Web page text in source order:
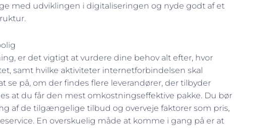
med udviklingen i digitaliseringen og nyde godt af et
er det vigtigt at vurdere dine behov alt efter, hvor
samt hvilke aktiviteter internetforbindelsen skal
se på, om der findes flere leverandører, der tilbyder
at du får den mest omkostningseffektive pakke. Du bør
af de tilgængelige tilbud og overveje faktorer som pris,
En overskuelig måde at komme i gang på er at